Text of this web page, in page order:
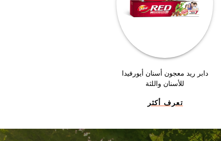
دابر ريد معجون أسنان أيورفيدا
للأسنان واللثة
تعرف أكثر